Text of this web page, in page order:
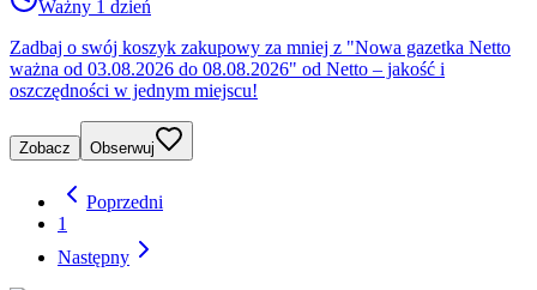
Ważny 1 dzień
Zadbaj o swój koszyk zakupowy za mniej z "Nowa gazetka Netto
ważna od 03.08.2026 do 08.08.2026" od Netto – jakość i
oszczędności w jednym miejscu!
Zobacz Obserwuj
Poprzedni
1
Następny